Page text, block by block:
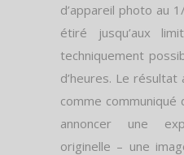
d’appareil photo au
étiré jusqu’aux
techniquement
d’heures. Le
comme
annoncer une
originelle – une